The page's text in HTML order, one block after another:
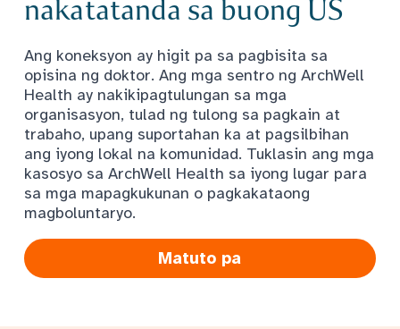
nakatatanda sa buong US
Ang koneksyon ay higit pa sa pagbisita sa
opisina ng doktor. Ang mga sentro ng ArchWell
Health ay nakikipagtulungan sa mga
organisasyon, tulad ng tulong sa pagkain at
trabaho, upang suportahan ka at pagsilbihan
ang iyong lokal na komunidad. Tuklasin ang mga
kasosyo sa ArchWell Health sa iyong lugar para
sa mga mapagkukunan o pagkakataong
magboluntaryo.
Matuto pa